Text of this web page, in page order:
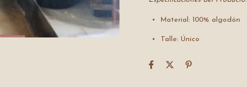
Material: 100% algodón
Talle: Único